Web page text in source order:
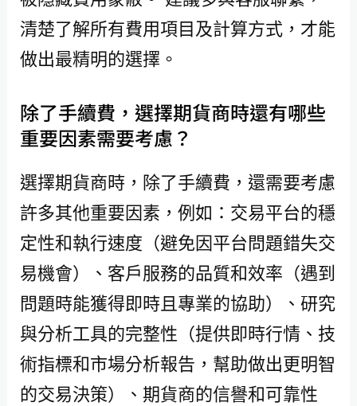
清楚了解所有費用項目及計算方式，才能
做出最精明的選擇。
除了手續費，選擇期貨商時還有哪些
重要因素需要考慮？
選擇期貨商時，除了手續費，還需要考慮
許多其他重要因素，例如：交易平台的穩
定性和執行速度（避免因平台問題錯失交
易機會）、客戶服務的品質和效率（遇到
問題時能獲得即時且專業的協助）、研究
與分析工具的完整性（提供即時行情、技
術指標和市場分析報告，幫助做出更明智
的交易決策）、期貨商的信譽和可靠性